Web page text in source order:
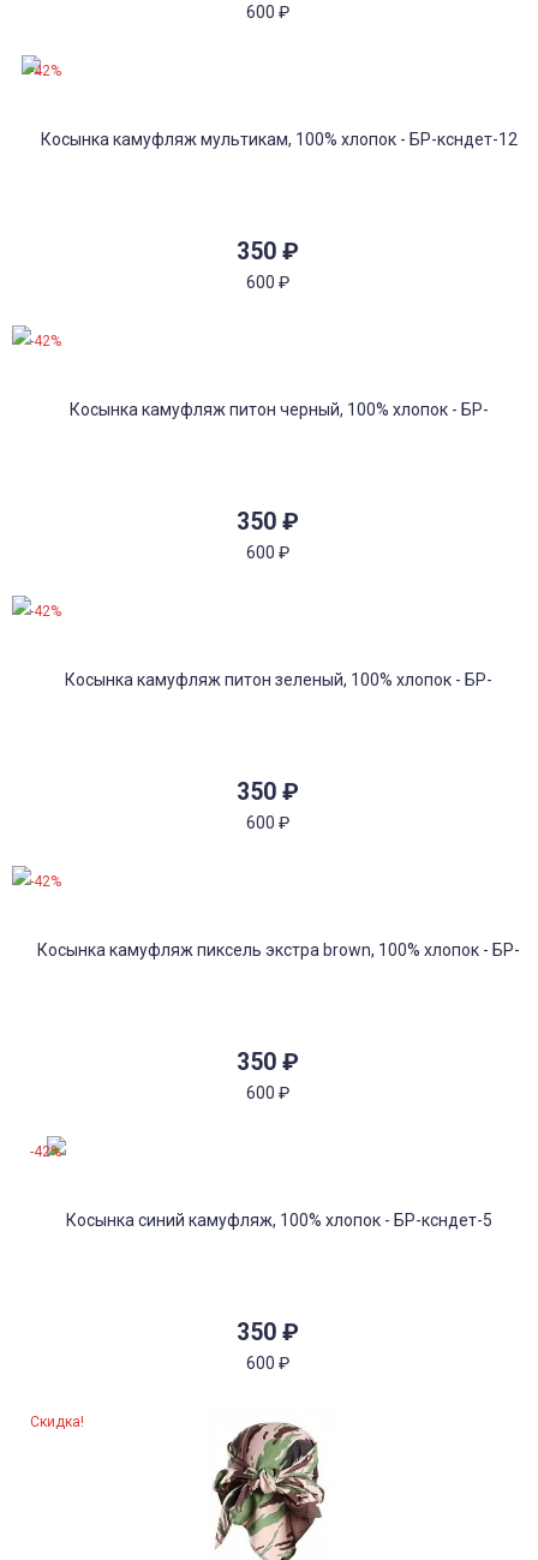
600 ₽
350 ₽
600 ₽
-42%
350 ₽
600 ₽
-42%
350 ₽
600 ₽
-42%
350 ₽
600 ₽
-42%
350 ₽
600 ₽
-42%
Скидка!